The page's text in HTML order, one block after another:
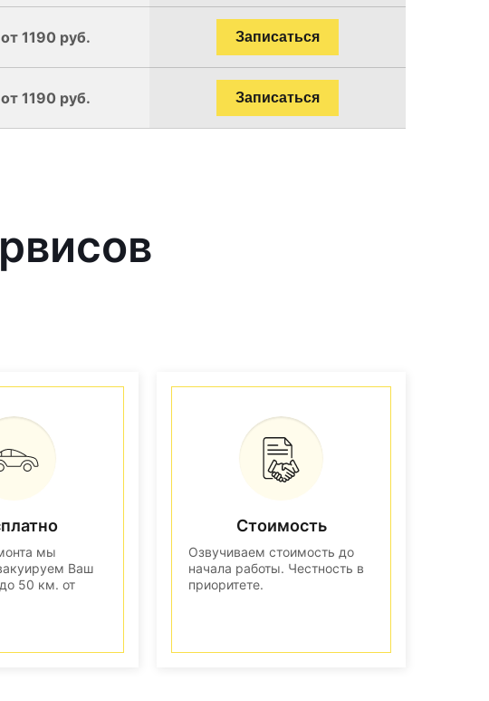
от 1190 руб. Записаться
от 1190 руб. Записаться
мы
Ваш
50 км. от
Стоимость
Озвучиваем стоимость до
начала работы. Честность в
приоритете.